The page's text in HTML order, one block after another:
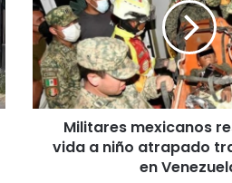
con
vida
a
niño
atrapado
tras
terremotoMilitares mexicanos
vida a niño atrapado
en